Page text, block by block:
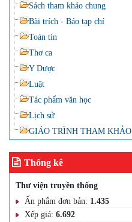
Sách tham khảo chung
Bài trích - Báo tạp chí
Toán tin
Thơ ca
Y Dược
Luật
Tác phẩm văn học
Lịch sử
GIÁO TRÌNH THAM KHẢO
Thống kê
Thư viện truyền thống
Ấn phẩm đơn bản: 1.435
Xếp giá: 6.692